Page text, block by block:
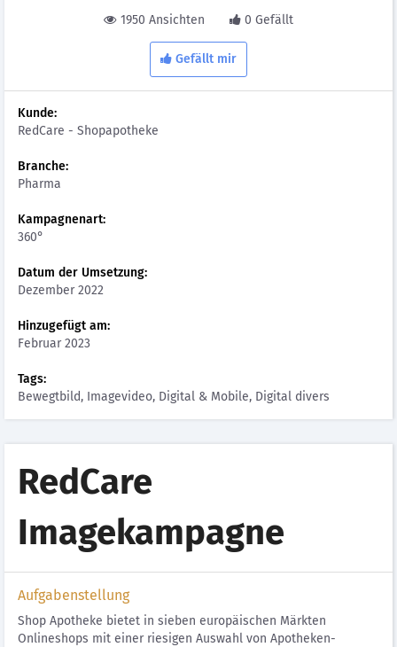
1950 Ansichten 0 Gefällt
Gefällt mir
Kunde:
RedCare - Shopapotheke
Branche:
Pharma
Kampagnenart:
360°
Datum der Umsetzung:
Dezember 2022
Hinzugefügt am:
Februar 2023
Tags:
Bewegtbild, Imagevideo, Digital & Mobile, Digital divers
RedCare
Imagekampagne
Aufgabenstellung
Shop Apotheke bietet in sieben europäischen Märkten
Onlineshops mit einer riesigen Auswahl von Apotheken-